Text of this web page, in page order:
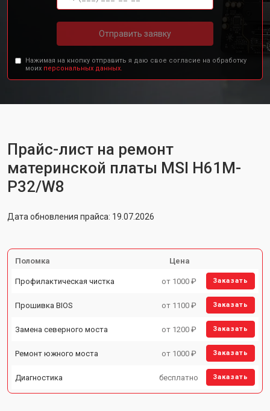
Отправить заявку
Нажимая на кнопку отправить я даю свое согласие на обработку
моих персональных данных.
Прайс-лист на ремонт
материнской платы MSI H61M-
P32/W8
Дата обновления прайса: 19.07.2026
Поломка Цена
Профилактическая чистка от 1000 ₽ Заказать
Прошивка BIOS от 1100 ₽ Заказать
Замена северного моста от 1200 ₽ Заказать
Ремонт южного моста от 1000 ₽ Заказать
Диагностика бесплатно Заказать